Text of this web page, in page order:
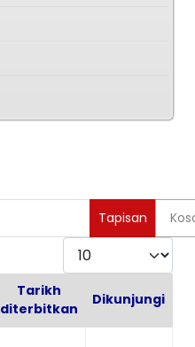
Tapisan
Paparkan
Tarikh
diterbitkan
Dikunjungi